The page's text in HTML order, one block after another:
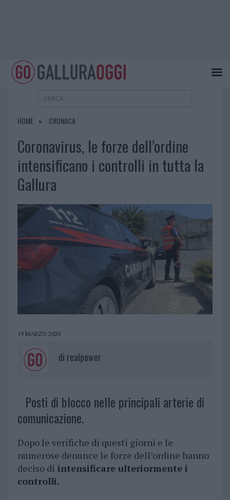
HOME CRONACA
Coronavirus, le forze dell’ordine
intensificano i controlli in tutta la
Gallura
19 MARZO 2020
di realpower
Posti di blocco nelle principali arterie di
comunicazione.
Dopo le verifiche di questi giorni e le
numerose denunce le forze dell’ordine hanno
deciso di intensificare ulteriormente i
controlli.